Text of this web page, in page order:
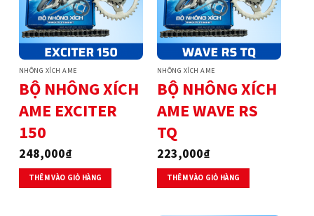
NHÔNG XÍCH AME
BỘ NHÔNG XÍCH
AME EXCITER
150
248,000₫
THÊM VÀO GIỎ HÀNG
NHÔNG XÍCH AME
BỘ NHÔNG XÍCH
AME WAVE RS
TQ
223,000₫
THÊM VÀO GIỎ HÀNG